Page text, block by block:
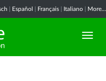
Español Français Italiano More...